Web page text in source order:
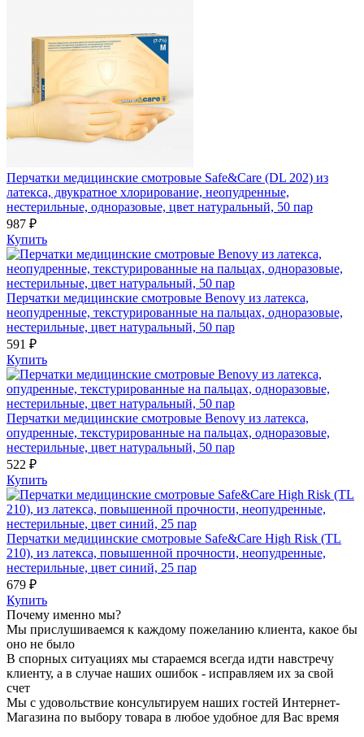
Перчатки медицинские смотровые Safe&Care (DL 202) из
латекса, двукратное хлорирование, неопудренные,
нестерильные, одноразовые, цвет натуральный, 50 пар
987 ₽
Купить
Перчатки медицинские смотровые Benovy из латекса,
неопудренные, текстурированные на пальцах, одноразовые,
нестерильные, цвет натуральный, 50 пар
591 ₽
Купить
Перчатки медицинские смотровые Benovy из латекса,
опудренные, текстурированные на пальцах, одноразовые,
нестерильные, цвет натуральный, 50 пар
522 ₽
Купить
Перчатки медицинские смотровые Safe&Care High Risk (TL
210), из латекса, повышенной прочности, неопудренные,
нестерильные, цвет синий, 25 пар
679 ₽
Купить
Почему именно мы?
Мы прислушиваемся к каждому пожеланию клиента, какое бы
оно не было
В спорных ситуациях мы стараемся всегда идти навстречу
клиенту, а в случае наших ошибок - исправляем их за свой
счет
Мы с удовольствие консультируем наших гостей Интернет-
Магазина по выбору товара в любое удобное для Вас время